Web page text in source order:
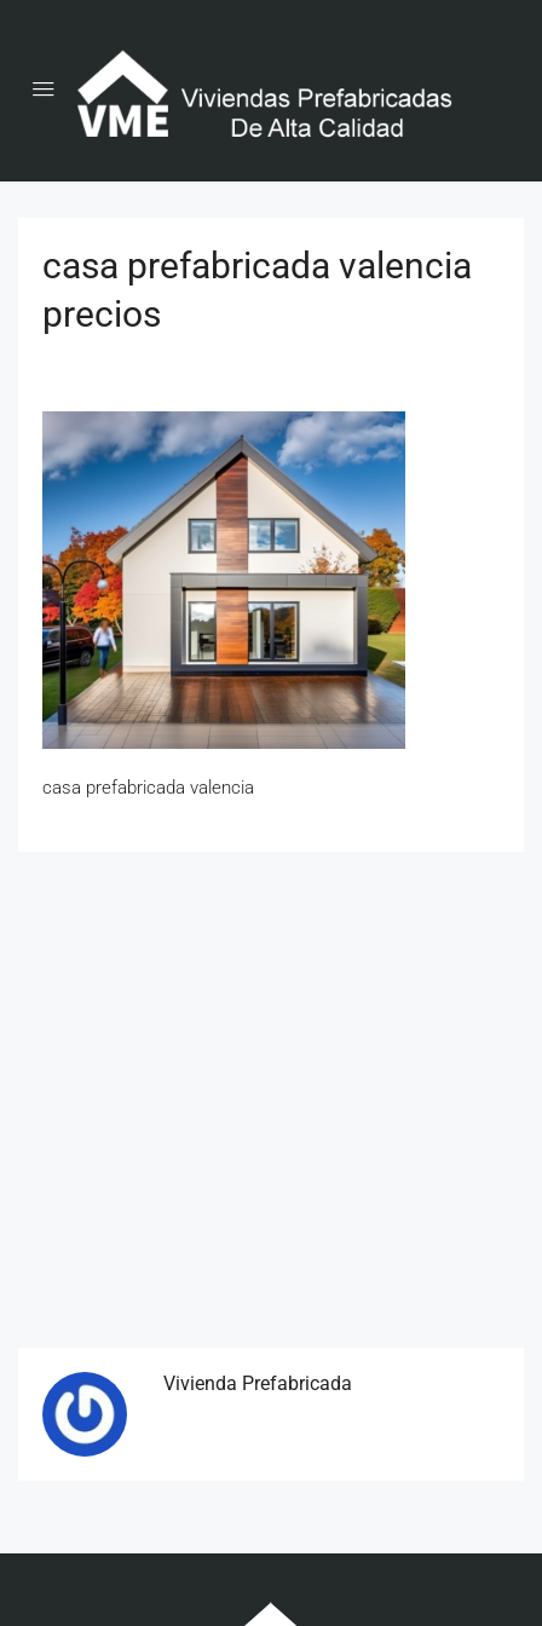
casa prefabricada valencia
precios
casa prefabricada valencia
Vivienda Prefabricada